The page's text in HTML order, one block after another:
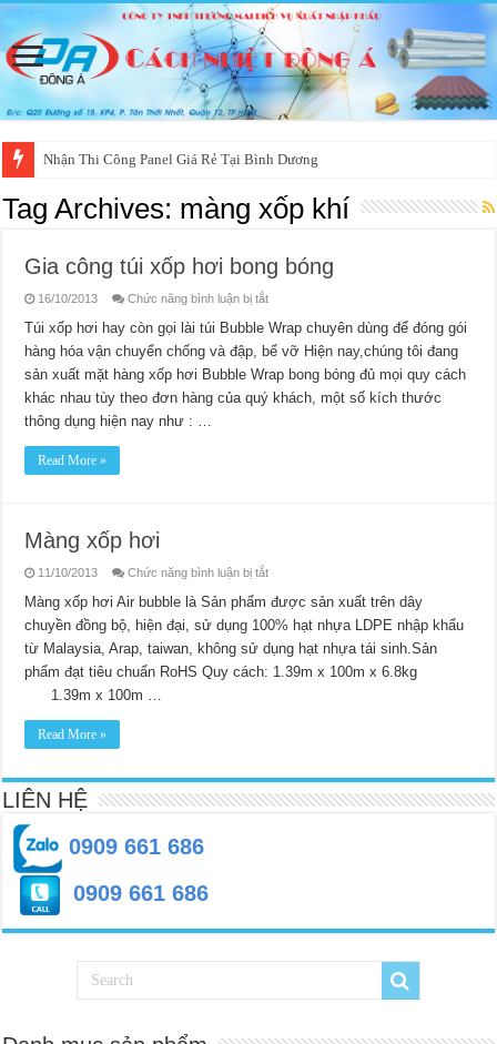
Nhận Thi Công Panel Giá Rẻ Tại Bình Dương
Tag Archives: màng xốp khí
Gia công túi xốp hơi bong bóng
16/10/2013 Chức năng bình luận bị tắtở
công
túi
xốp
bong
bóng
Túi xốp hơi hay còn gọi lài túi Bubble Wrap chuyên dùng để đóng gói
hàng hóa vận chuyển chống và đập, bể vỡ Hiện nay,chúng tôi đang
sản xuất mặt hàng xốp hơi Bubble Wrap bong bóng đủ mọi quy cách
khác nhau tùy theo đơn hàng của quý khách, một số kích thước
thông dụng hiện nay như : …
Read More »
Màng xốp hơi
11/10/2013 Chức năng bình luận bị tắtở
xốp
hơi
Màng xốp hơi Air bubble là Sản phẩm được sản xuất trên dây
chuyền đồng bộ, hiện đại, sử dụng 100% hạt nhựa LDPE nhập khẩu
từ Malaysia, Arap, taiwan, không sử dụng hạt nhựa tái sinh.Sản
phẩm đạt tiêu chuẩn RoHS Quy cách: 1.39m x 100m x 6.8kg
1.39m x 100m …
Read More »
LIÊN HỆ
0909 661 686
0909 661 686